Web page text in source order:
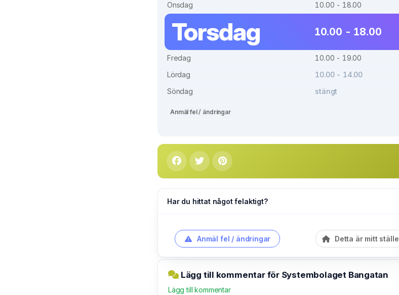
Onsdag
10.00 - 18.00
Torsdag 10.00 - 18.00
Fredag
10.00 - 19.00
Lördag
10.00 - 14.00
Söndag
stängt
Anmäl fel / ändringar
Har du hittat något felaktigt?
Anmäl fel / ändringar Detta är mitt ställe
Lägg till kommentar för Systembolaget Bangatan
Lägg till kommentar